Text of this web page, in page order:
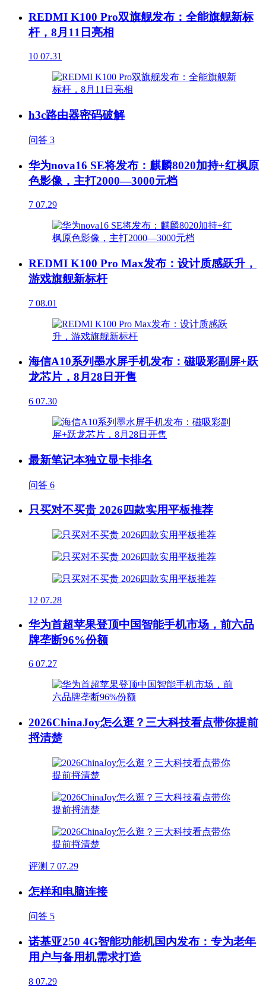
REDMI K100 Pro双旗舰发布：全能旗舰新标
杆，8月11日亮相
10 07.31
h3c路由器密码破解
问答 3
华为nova16 SE将发布：麒麟8020加持+红枫原
色影像，主打2000—3000元档
7 07.29
REDMI K100 Pro Max发布：设计质感跃升，
游戏旗舰新标杆
7 08.01
海信A10系列墨水屏手机发布：磁吸彩副屏+跃
龙芯片，8月28日开售
6 07.30
最新笔记本独立显卡排名
问答 6
只买对不买贵 2026四款实用平板推荐
12 07.28
华为首超苹果登顶中国智能手机市场，前六品
牌垄断96%份额
6 07.27
2026ChinaJoy怎么逛？三大科技看点带你提前
捋清楚
评测 7 07.29
怎样和电脑连接
问答 5
诺基亚250 4G智能功能机国内发布：专为老年
用户与备用机需求打造
8 07.29